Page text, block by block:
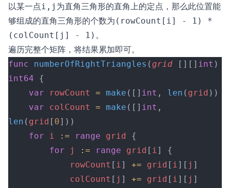
以某一点i,j 为直角三角形的直角上的定点，那么此位置能
够组成的直角三角形的个数为 (rowCount[i] - 1) *
(colCount[j] - 1) 。
遍历完整个矩阵，将结果累加即可。
func numberOfRightTriangles (grid [][] int
int64 {
	var
rowCount = make ([] int , len ( grid ))
	var
colCount = make ([] int
len ( grid [ 0]))
	for
i := range grid {
		for
j := range grid [ i] {
			rowCount
[ i] += grid [ i][ j ]
			colCount
[ j ] += grid [ i][ j ]